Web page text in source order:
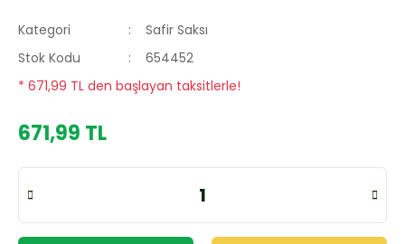
Kategori
Safir Saksı
Stok Kodu
654452
* 671,99 TL den başlayan taksitlerle!
671,99 TL